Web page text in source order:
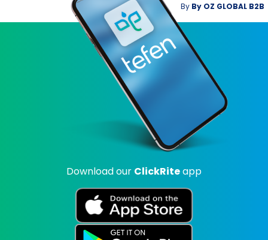
By By OZ GLOBAL B2B
Download our ClickRiteapp